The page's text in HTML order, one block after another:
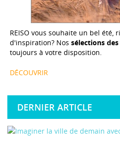
REISO vous souhaite un bel été,
d'inspiration? Nos sélections
toujours à votre disposition.
DÉCOUVRIR
DERNIER ARTICLE